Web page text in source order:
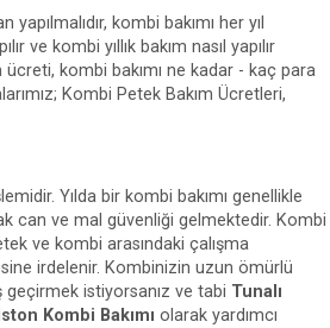
kombi bakımı her yıl
ve kombi yıllık bakım nasıl yapılır
ücreti, kombi bakımı ne kadar - kaç para
Kombi Petek Bakım Ücretleri,
Yılda bir kombi bakımı genellikle
can ve mal güvenliği gelmektedir. Kombi
ve kombi arasındaki çalışma
irdelenir. Kombinizin uzun ömürlü
geçirmek istiyorsanız ve tabi Tunalı
Kombi Bakımı olarak yardımcı